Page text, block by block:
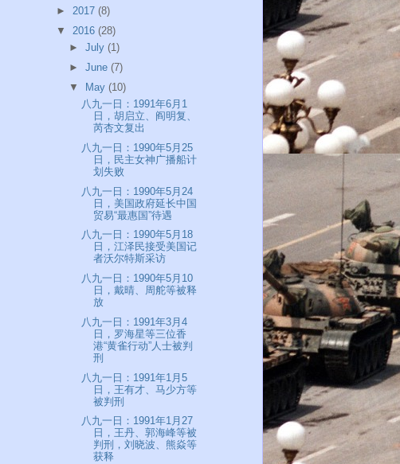
► 2017 (8)
▼ 2016 (28)
► July (1)
► June (7)
▼ May (10)
八九一日：1991年6月1
日，胡启立、阎明复、
芮杏文复出
八九一日：1990年5月25
日，民主女神广播船计
划失败
八九一日：1990年5月24
日，美国政府延长中国
贸易“最惠国”待遇
八九一日：1990年5月18
日，江泽民接受美国记
者沃尔特斯采访
八九一日：1990年5月10
日，戴晴、周舵等被释
放
八九一日：1991年3月4
日，罗海星等三位香
港“黄雀行动”人士被判
刑
八九一日：1991年1月5
日，王有才、马少方等
被判刑
八九一日：1991年1月27
日，王丹、郭海峰等被
判刑，刘晓波、熊焱等
获释